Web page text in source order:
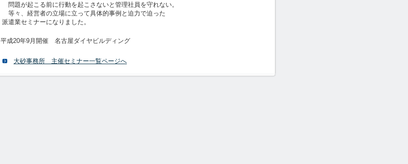
問題が起こる前に行動を起こさないと管理社員を守れない。
等々、経営者の立場に立って具体的事例と迫力で迫った
派遣業セミナーになりました。
平成20年9月開催 名古屋ダイヤビルディング
大砂事務所 主催セミナー一覧ページへ